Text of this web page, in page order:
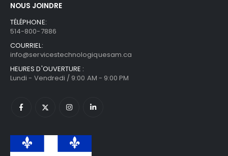
NOUS JOINDRE
TÉLÉPHONE:
514-800-7886
COURRIEL:
info@servicestechnologiquesam.ca
HEURES D'OUVERTURE :
Lundi - Vendredi / 9:00 AM - 9:00 PM